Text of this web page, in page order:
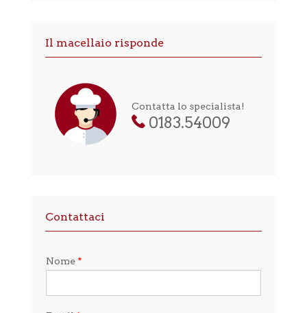
Il macellaio risponde
Contatta lo specialista!
0183.54009
Contattaci
Nome *